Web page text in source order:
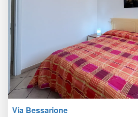
Via Bessarione